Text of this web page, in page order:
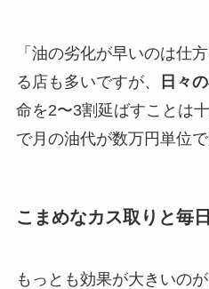
「油の劣化が早いのは仕
る店も多いですが、
日々
命を2〜3割延ばすことは
で月の油代が数万円単位で
こまめなカス取りと毎
もっとも効果が大きいのが